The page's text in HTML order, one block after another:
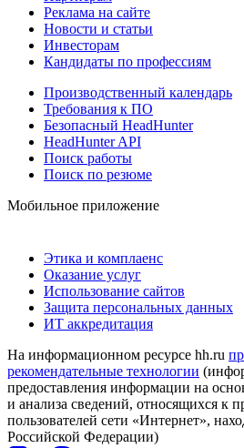
Реклама на сайте
Новости и статьи
Инвесторам
Кандидаты по профессиям
Производственный календарь
Требования к ПО
Безопасный HeadHunter
HeadHunter API
Поиск работы
Поиск по резюме
Мобильное приложение
Этика и комплаенс
Оказание услуг
Использование сайтов
Защита персональных данных
ИТ аккредитация
На информационном ресурсе hh.ru
рекомендательные технологии
предоставления информации на
и анализа сведений, относящихся к
пользователей сети «Интернет»,
Российской Федерации)